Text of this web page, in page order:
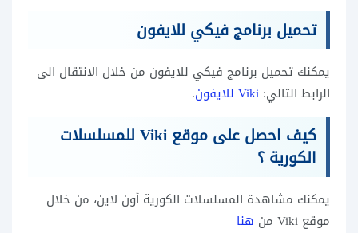
تحميل برنامج فيكي للايفون
يمكنك تحميل برنامج فيكي للايفون من خلال الانتقال الى
الرابط التالي: Viki للايفون .
كيف احصل على موقع Viki للمسلسلات
الكورية ؟
يمكنك مشاهدة المسلسلات الكورية أون لاين، من خلال
موقع Viki من
هنا